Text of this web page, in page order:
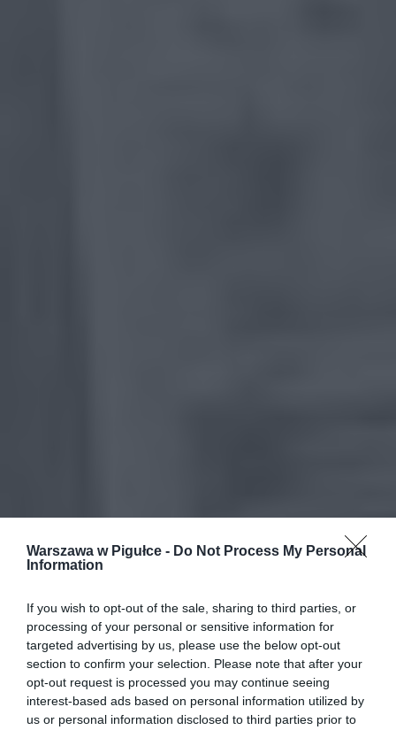
Warszawa w Pigułce - Do Not Process My Personal
Information
If you wish to opt-out of the sale, sharing to third parties, or
processing of your personal or sensitive information for
targeted advertising by us, please use the below opt-out
section to confirm your selection. Please note that after your
opt-out request is processed you may continue seeing
interest-based ads based on personal information utilized by
us or personal information disclosed to third parties prior to